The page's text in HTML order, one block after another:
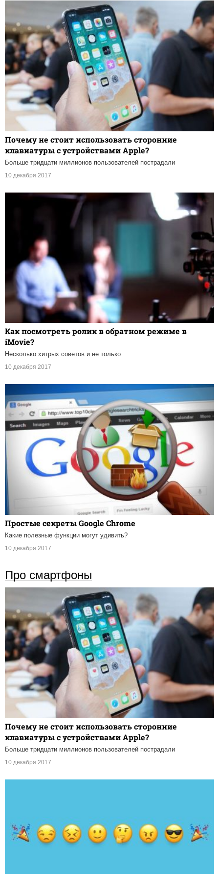
Почему не стоит использовать сторонние
клавиатуры с устройствами Apple?
Больше тридцати миллионов пользователей пострадали
10 декабря 2017
Как посмотреть ролик в обратном режиме в
iMovie?
Несколько хитрых советов и не только
10 декабря 2017
Простые секреты Google Chrome
Какие полезные функции могут удивить?
10 декабря 2017
Про смартфоны
Почему не стоит использовать сторонние
клавиатуры с устройствами Apple?
Больше тридцати миллионов пользователей пострадали
10 декабря 2017